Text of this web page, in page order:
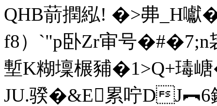
QHB葥撋紭! �>丳_H
f8）`"p卧Zr审号�#�7;n
塹K糊壈榐豧�1>Q+瑇
JU.骙�&E累咛DJ︻6